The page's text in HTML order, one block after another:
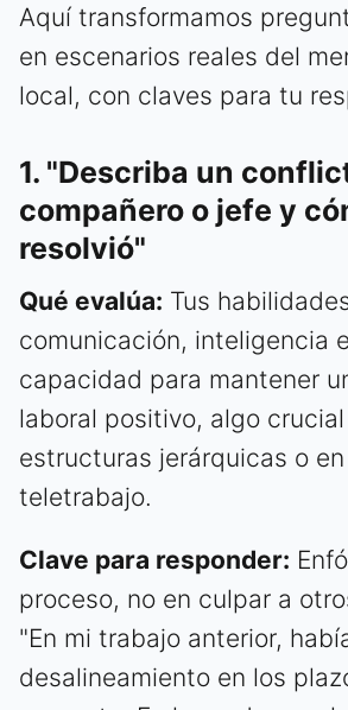
Aquí transformamos
en escenarios reales del
local, con claves para tu
1. "Describa un
compañero o jefe y
resolvió"
Qué evalúa: Tus
comunicación, inteligencia
capacidad para mantener
laboral positivo, algo
estructuras jerárquicas o
teletrabajo.
Clave para responder:
proceso, no en culpar a
"En mi trabajo anterior,
desalineamiento en los